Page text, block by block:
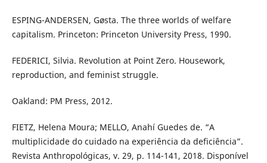
ESPING-ANDERSEN, Gøsta. The three worlds of welfare
capitalism. Princeton: Princeton University Press, 1990.
FEDERICI, Silvia. Revolution at Point Zero. Housework,
reproduction, and feminist struggle.
Oakland: PM Press, 2012.
FIETZ, Helena Moura; MELLO, Anahí Guedes de. “A
multiplicidade do cuidado na experiência da deficiência”.
Revista Anthropológicas, v. 29, p. 114-141, 2018. Disponível